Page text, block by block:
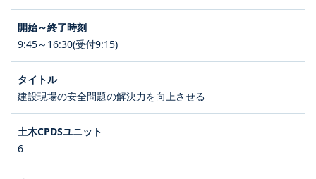
9:45～16:30(受付9:15)
建設現場の安全問題の解決力を向上させる
6